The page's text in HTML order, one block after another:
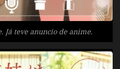
Já teve anuncio de anime.